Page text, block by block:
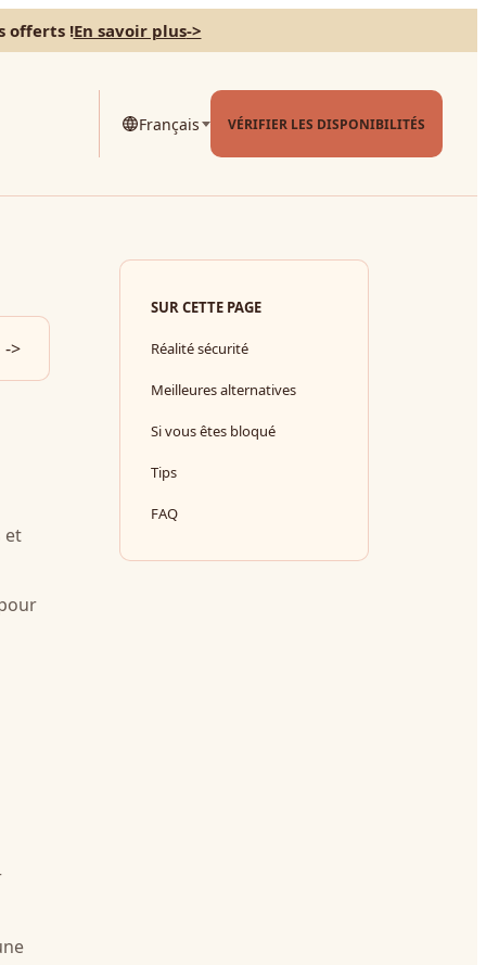
offerts !En savoir plus->
Français VÉRIFIER LES DISPONIBILITÉS
->
et
SUR CETTE PAGE
Réalité sécurité
Meilleures alternatives
Si vous êtes bloqué
Tips
FAQ